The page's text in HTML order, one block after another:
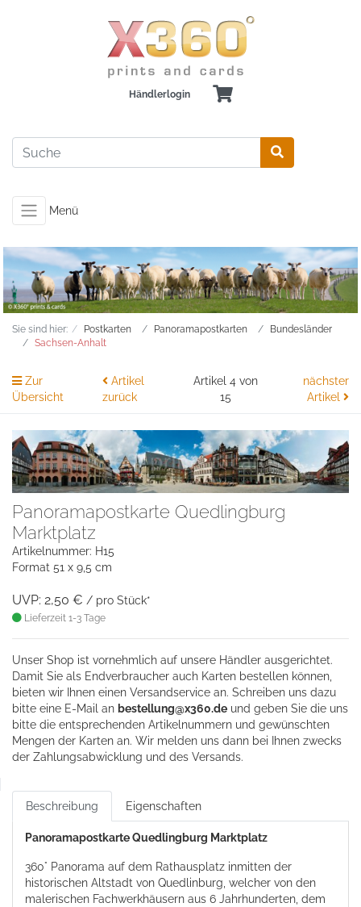
Händlerlogin
Menü
Sie sind hier: Postkarten Panoramapostkarten
Bundesländer
Sachsen-Anhalt
Zur
Übersicht
Artikel
zurück
Artikel 4 von
15
nächster
Artikel
Panoramapostkarte Quedlingburg
Marktplatz
Artikelnummer: H15
Format 51 x 9,5 cm
UVP: 2,50 € / pro Stück*
Lieferzeit 1-3 Tage
Unser Shop ist vornehmlich auf unsere Händler ausgerichtet.
Damit Sie als Endverbraucher auch Karten bestellen können,
bieten wir Ihnen einen Versandservice an. Schreiben uns dazu
bitte eine E-Mail an bestellung@x360.de und geben Sie die uns
bitte die entsprechenden Artikelnummern und gewünschten
Mengen der Karten an. Wir melden uns dann bei Ihnen zwecks
der Zahlungsabwicklung und des Versands.
Beschreibung Eigenschaften
Panoramapostkarte Quedlingburg Marktplatz
360° Panorama auf dem Rathausplatz inmitten der
historischen Altstadt von Quedlinburg, welcher von den
malerischen Fachwerkhäusern aus 6 Jahrhunderten, dem